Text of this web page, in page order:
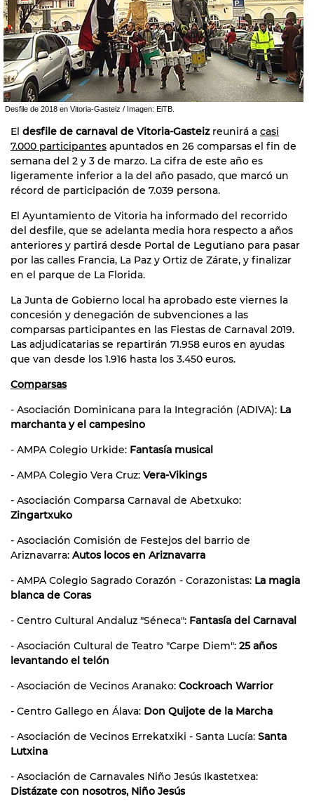
Desfile de 2018 en Vitoria-Gasteiz / Imagen: EiTB.
El desfile de carnaval de Vitoria-Gasteizreunirá a casi
7.000 participantes apuntados en 26 comparsas el fin de
semana del 2 y 3 de marzo. La cifra de este año es
ligeramente inferior a la del año pasado, que marcó un
récord de participación de 7.039 persona.
El Ayuntamiento de Vitoria ha informado del recorrido
del desfile, que se adelanta media hora respecto a años
anteriores y partirá desde Portal de Legutiano para pasar
por las calles Francia, La Paz y Ortiz de Zárate, y finalizar
en el parque de La Florida.
La Junta de Gobierno local ha aprobado este viernes la
concesión y denegación de subvenciones a las
comparsas participantes en las Fiestas de Carnaval 2019.
Las adjudicatarias se repartirán 71.958 euros en ayudas
que van desde los 1.916 hasta los 3.450 euros.
Comparsas
- Asociación Dominicana para la Integración (ADIVA): La
marchanta y el campesino
- AMPA Colegio Urkide: Fantasía musical
- AMPA Colegio Vera Cruz: Vera-Vikings
- Asociación Comparsa Carnaval de Abetxuko:
Zingartxuko
- Asociación Comisión de Festejos del barrio de
Ariznavarra: Autos locos en Ariznavarra
- AMPA Colegio Sagrado Corazón - Corazonistas: La magia
blanca de Coras
- Centro Cultural Andaluz "Séneca": Fantasía del Carnaval
- Asociación Cultural de Teatro "Carpe Diem": 25 años
levantando el telón
- Asociación de Vecinos Aranako: Cockroach Warrior
- Centro Gallego en Álava: Don Quijote de la Marcha
- Asociación de Vecinos Errekatxiki - Santa Lucía: Santa
Lutxina
- Asociación de Carnavales Niño Jesús Ikastetxea:
Distázate con nosotros, Niño Jesús